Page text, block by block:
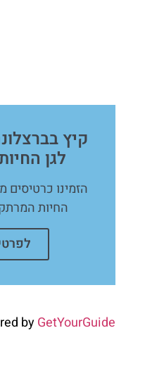
קיץ
לגן
הזמינו כרטיסים
החיות
byGetYourGuide